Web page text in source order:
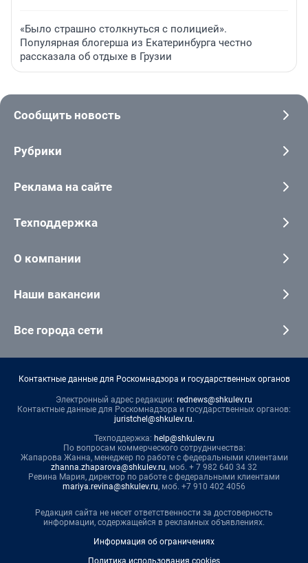
«Было страшно столкнуться с полицией».
Популярная блогерша из Екатеринбурга честно
рассказала об отдыхе в Грузии
Сообщить новость
Рубрики
Реклама на сайте
Техподдержка
О компании
Наши вакансии
Все города сети
Контактные данные для Роскомнадзора и государственных органов
Электронный адрес редакции: rednews@shkulev.ru
Контактные данные для Роскомнадзора и государственных органов:
juristchel@shkulev.ru.
Техподдержка: help@shkulev.ru
По вопросам коммерческого сотрудничества:
Жапарова Жанна, менеджер по работе с федеральными клиентами
zhanna.zhaparova@shkulev.ru, моб. + 7 982 640 34 32
Ревина Мария, директор по работе с федеральными клиентами
mariya.revina@shkulev.ru, моб. +7 910 402 4056
Редакция сайта не несет ответственности за достоверность
информации, содержащейся в рекламных объявлениях.
Информация об ограничениях